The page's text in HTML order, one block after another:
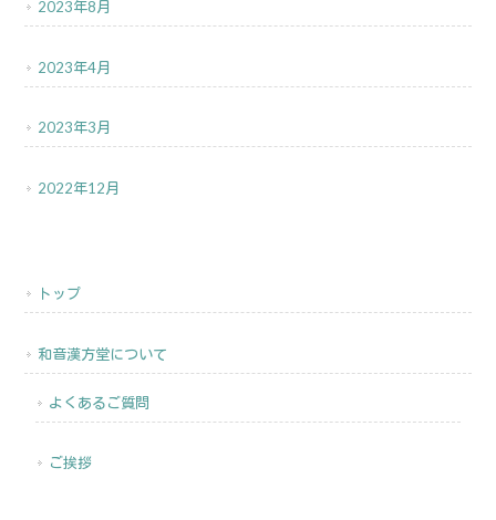
2023年8月
2023年4月
2023年3月
2022年12月
トップ
和音漢方堂について
よくあるご質問
ご挨拶